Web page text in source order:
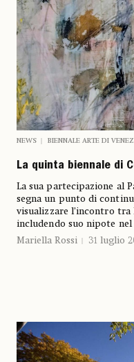
NEWS BIENNALE ARTE DI
La quinta biennale di
La sua partecipazione al
segna un punto di
visualizzare l’incontro
includendo suo nipote
Mariella Rossi
31 luglio